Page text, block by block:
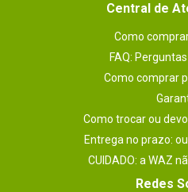
Central de
Como
FAQ:
Como comprar
Como trocar ou
Entrega no prazo:
CUIDADO: a WAZ
Redes